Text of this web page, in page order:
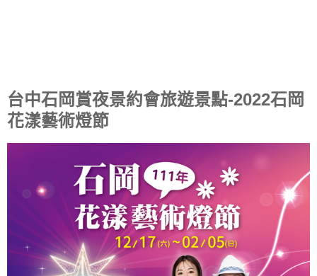
台中石岡賞夜景約會旅遊景點-2022石岡
花漾藝術燈節